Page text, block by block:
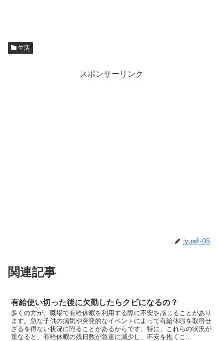
生活
スポンサーリンク
jyuafi-05
関連記事
有給使い切った後に欠勤したらクビになるの？
多くの方が、職場で有給休暇を利用する際に不安を感じることがあり
ます。急な子供の病気や突発的なイベントによって有給休暇を取得せ
ざるを得ない状況に陥ることがあるからです。特に、これらの状況が
重なると、有給休暇の残日数が急速に減少し、不安を抱くこ...